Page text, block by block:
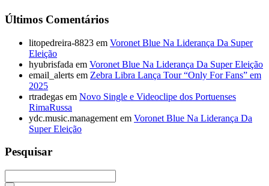
Últimos Comentários
litopedreira-8823 em Voronet Blue Na Liderança Da Super
Eleição
hyubrisfada em Voronet Blue Na Liderança Da Super Eleição
email_alerts em Zebra Libra Lança Tour “Only For Fans” em
2025
rtradegas em Novo Single e Videoclipe dos Portuenses
RimaRussa
ydc.music.management em Voronet Blue Na Liderança Da
Super Eleição
Pesquisar